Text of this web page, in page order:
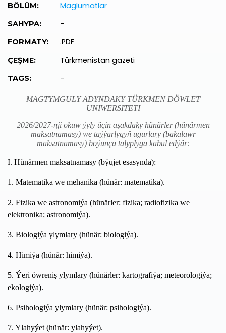
BÖLÜM: Maglumatlar
SAHYPA: -
FORMATY: .PDF
ÇEŞME: Türkmenistan gazeti
TAGS: -
MAGTYMGULY ADYNDAKY TÜRKMEN DÖWLET
UNIWERSITETI
2026/2027-nji okuw ýyly üçin aşakdaky hünärler (hünärmen
maksatnamasy) we taýýarlygyň ugurlary (bakalawr
maksatnamasy) boýunça talyplyga kabul edýär:
I. Hünärmen maksatnamasy (býujet esasynda):
1. Matematika we mehanika (hünär: matematika).
2. Fizika we astronomiýa (hünärler: fizika; radiofizika we
elektronika; astronomiýa).
3. Biologiýa ylymlary (hünär: biologiýa).
4. Himiýa (hünär: himiýa).
5. Ýeri öwreniş ylymlary (hünärler: kartografiýa; meteorologiýa;
ekologiýa).
6. Psihologiýa ylymlary (hünär: psihologiýa).
7. Ylahyýet (hünär: ylahyýet).